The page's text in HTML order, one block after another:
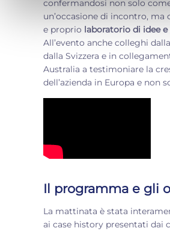
confermandosi non solo
un’occasione di incontro, ma
e proprio laboratorio di idee
All’evento anche colleghi
dalla Svizzera e in
Australia a testimoniare la
dell’azienda in Europa e non
Il programma e gli
La mattinata è stata
ai case history presentati dai